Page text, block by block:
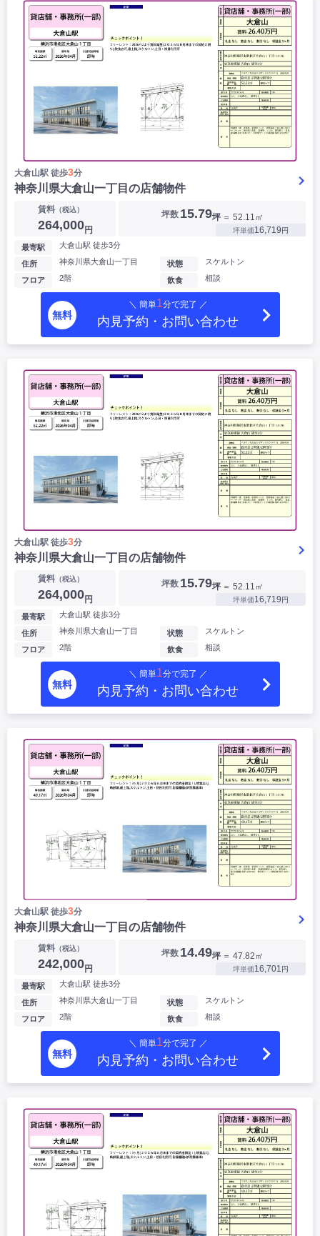
大倉山駅 徒歩3分
神奈川県大倉山一丁目の店舗物件
賃料（税込）
264,000円
坪数 15.79坪 ＝ 52.11㎡
坪単価16,719円
最寄駅 大倉山駅 徒歩3分
住所 神奈川県大倉山一丁目
フロア 2階
状態 スケルトン
飲食 相談
無料
＼ 簡単1分で完了 ／
内見予約・お問い合わせ
大倉山駅 徒歩3分
神奈川県大倉山一丁目の店舗物件
賃料（税込）
264,000円
坪数 15.79坪 ＝ 52.11㎡
坪単価16,719円
最寄駅 大倉山駅 徒歩3分
住所 神奈川県大倉山一丁目
フロア 2階
状態 スケルトン
飲食 相談
無料
＼ 簡単1分で完了 ／
内見予約・お問い合わせ
大倉山駅 徒歩3分
神奈川県大倉山一丁目の店舗物件
賃料（税込）
242,000円
坪数 14.49坪 ＝ 47.82㎡
坪単価16,701円
最寄駅 大倉山駅 徒歩3分
住所 神奈川県大倉山一丁目
フロア 2階
状態 スケルトン
飲食 相談
無料
＼ 簡単1分で完了 ／
内見予約・お問い合わせ